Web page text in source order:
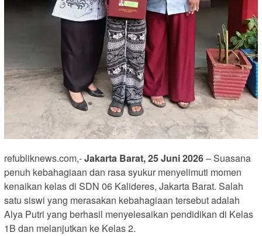
refubliknews.com,-Jakarta Barat, 25 Juni 2026– Suasana
penuh kebahagiaan dan rasa syukur menyelimuti momen
kenaikan kelas di SDN 06 Kalideres, Jakarta Barat. Salah
satu siswi yang merasakan kebahagiaan tersebut adalah
Alya Putri yang berhasil menyelesaikan pendidikan di Kelas
1B dan melanjutkan ke Kelas 2.